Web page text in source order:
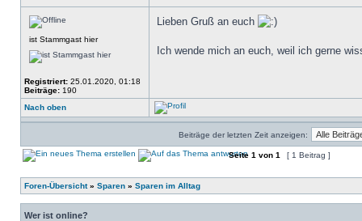
ist Stammgast hier
Registriert: 25.01.2020, 01:18
Beiträge: 190
Lieben Gruß an euch
Ich wende mich an euch, weil ich gerne
Nach oben
Beiträge der letzten Zeit anzeigen:
Seite 1 von 1 [ 1 Beitrag ]
Foren-Übersicht» Sparen » Sparen im Alltag
Wer ist online?